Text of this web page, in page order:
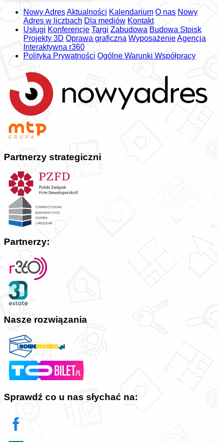
Nowy AdresAktualności Kalendarium O nas Nowy
Adres w liczbach Dla mediów Kontakt
Usługi Konferencje Targi Zabudowa Budowa Stoisk
Projekty 3D Oprawa graficzna WyposażenieAgencja
Interaktywna r360
Polityka Prywatności Ogólne Warunki Współpracy
Partnerzy strategiczni
Partnerzy:
Nasze rozwiązania
Sprawdź co u nas słychać na: